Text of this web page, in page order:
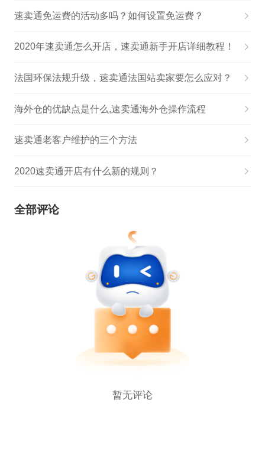
速卖通免运费的活动多吗？如何设置免运费？
2020年速卖通怎么开店，速卖通新手开店详细教程！
法国环保法规升级，速卖通法国站卖家要怎么应对？
海外仓的优缺点是什么,速卖通海外仓操作流程
速卖通老客户维护的三个方法
2020速卖通开店有什么新的规则？
全部评论
暂无评论